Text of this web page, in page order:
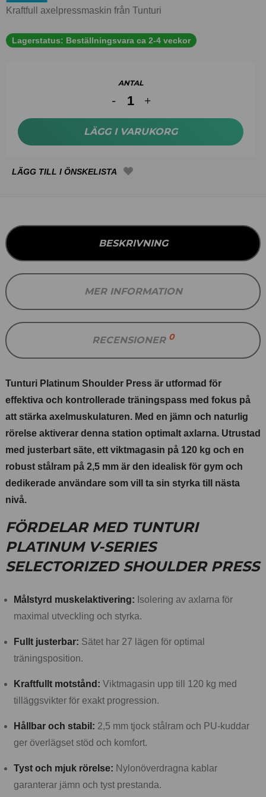
Kraftfull axelpressmaskin från Tunturi
Lagerstatus: Beställningsvara ca 2-4 veckor
ANTAL
LÄGG I VARUKORG
BESKRIVNING
MER INFORMATION
RECENSIONER 0
Tunturi Platinum Shoulder Press är utformad för
effektiva och kontrollerade träningspass med fokus på
att stärka axelmuskulaturen. Med en jämn och naturlig
rörelse aktiverar denna station optimalt axlarna. Utrustad
med justerbart säte, ett viktmagasin på 120 kg och en
robust stålram på 2,5 mm är den idealisk för gym och
dedikerade användare som vill ta sin styrka till nästa
nivå.
FÖRDELAR MED TUNTURI
PLATINUM V-SERIES
SELECTORIZED SHOULDER PRESS
Målstyrd muskelaktivering: Isolering av axlarna för
maximal utveckling och styrka.
Fullt justerbar: Sätet har 27 lägen för optimal
träningsposition.
Kraftfullt motstånd: Viktmagasin upp till 120 kg med
tilläggsvikter för exakt progression.
Hållbar och stabil: 2,5 mm tjock stålram och PU-kuddar
ger överlägset stöd och komfort.
Tyst och mjuk rörelse: Nylonöverdragna kablar
garanterar jämn och tyst prestanda.